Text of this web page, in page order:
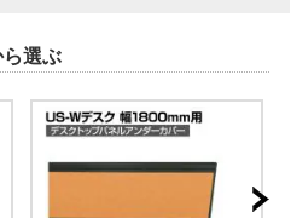
選ぶ